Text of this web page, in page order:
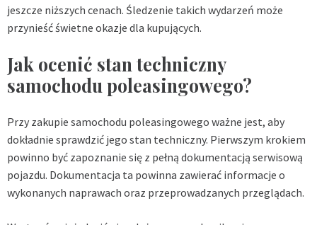
jeszcze niższych cenach. Śledzenie takich wydarzeń może
przynieść świetne okazje dla kupujących.
Jak ocenić stan techniczny
samochodu poleasingowego?
Przy zakupie samochodu poleasingowego ważne jest, aby
dokładnie sprawdzić jego stan techniczny. Pierwszym krokiem
powinno być zapoznanie się z pełną dokumentacją serwisową
pojazdu. Dokumentacja ta powinna zawierać informacje o
wykonanych naprawach oraz przeprowadzanych przeglądach.